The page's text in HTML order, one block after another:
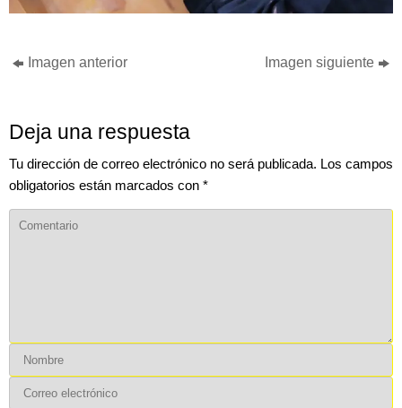
Imagen anterior Imagen siguiente
Deja una respuesta
Tu dirección de correo electrónico no será publicada. Los campos
obligatorios están marcados con *